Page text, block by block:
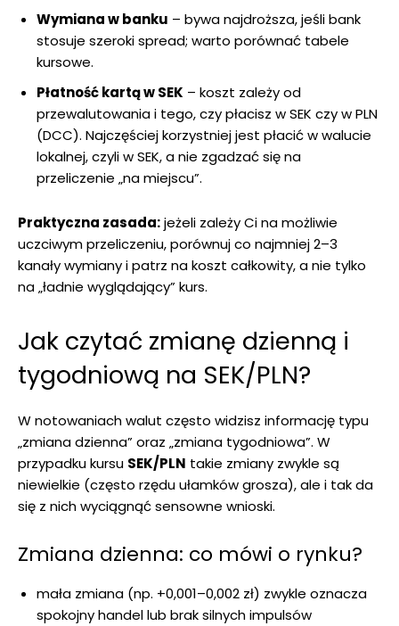
Wymiana w banku – bywa najdroższa, jeśli bank
stosuje szeroki spread; warto porównać tabele
kursowe.
Płatność kartą w SEK – koszt zależy od
przewalutowania i tego, czy płacisz w SEK czy w PLN
(DCC). Najczęściej korzystniej jest płacić w walucie
lokalnej, czyli w SEK, a nie zgadzać się na
przeliczenie „na miejscu”.
Praktyczna zasada:jeżeli zależy Ci na możliwie
uczciwym przeliczeniu, porównuj co najmniej 2–3
kanały wymiany i patrz na koszt całkowity, a nie tylko
na „ładnie wyglądający” kurs.
Jak czytać zmianę dzienną i
tygodniową na SEK/PLN?
W notowaniach walut często widzisz informację typu
„zmiana dzienna” oraz „zmiana tygodniowa”. W
przypadku kursu SEK/PLN takie zmiany zwykle są
niewielkie (często rzędu ułamków grosza), ale i tak da
się z nich wyciągnąć sensowne wnioski.
Zmiana dzienna: co mówi o rynku?
mała zmiana (np. +0,001–0,002 zł) zwykle oznacza
spokojny handel lub brak silnych impulsów